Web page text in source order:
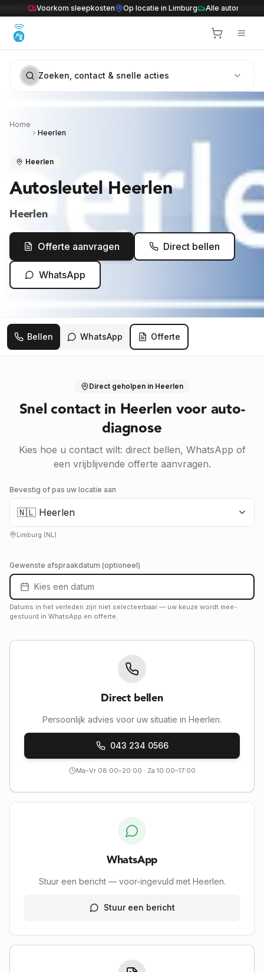
Ga naar inhoudVoorkom sleepkosten Op locatie in Limburg Alle automerken
Zoeken, contact & snelle acties
Home
Heerlen
Heerlen
Autosleutel Heerlen
Heerlen
Offerte aanvragen Direct bellen
WhatsApp
Bellen WhatsApp Offerte
Direct geholpen in Heerlen
Snel contact in Heerlen voor auto-
diagnose
Kies hoe u contact wilt: direct bellen, WhatsApp of
een vrijblijvende offerte aanvragen.
Bevestig of pas uw locatie aan
🇳🇱 Heerlen
Limburg (NL)
Gewenste afspraakdatum (optioneel)
Kies een datum
Datums in het verleden zijn niet selecteerbaar — uw keuze wordt mee­
gestuurd in WhatsApp en offerte.
Direct bellen
Persoonlijk advies voor uw situatie in Heerlen.
043 234 0566
Ma–Vr 08:00–20:00 · Za 10:00–17:00
WhatsApp
Stuur een bericht — voor-ingevuld met Heerlen.
Stuur een bericht